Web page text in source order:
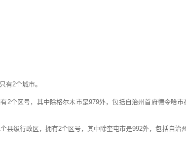
有2个城市。
2个区号，其中除格尔木市是979外，包括自治州首府德令哈
县级行政区，拥有2个区号，其中除奎屯市是992外，包括自治